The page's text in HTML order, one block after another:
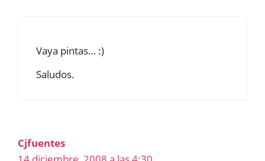
Vaya pintas… :)
Saludos.
Cjfuentes